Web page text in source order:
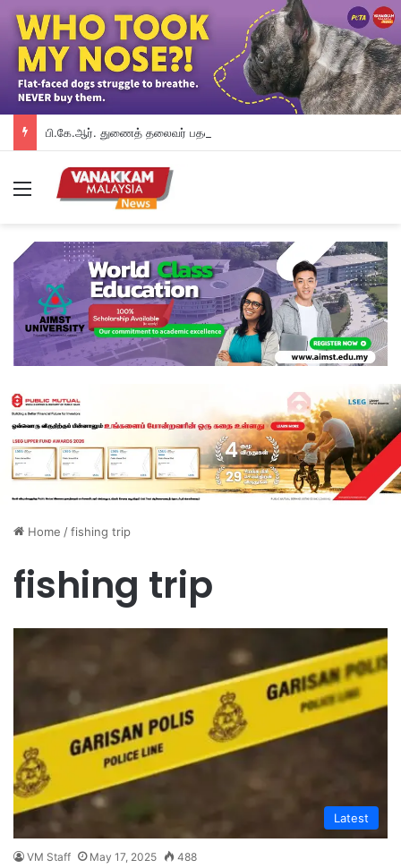
Menu
Home /fishing trip
fishing trip
Latest
VM Staff May 17, 2025 488